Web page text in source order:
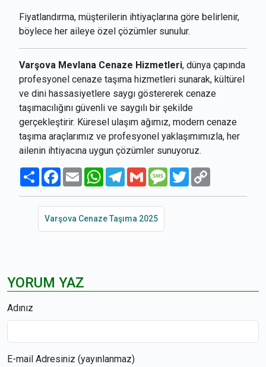
Fiyatlandırma, müşterilerin ihtiyaçlarına göre belirlenir,
böylece her aileye özel çözümler sunulur.
Varşova Mevlana Cenaze Hizmetleri, dünya çapında
profesyonel cenaze taşıma hizmetleri sunarak, kültürel
ve dini hassasiyetlere saygı göstererek cenaze
taşımacılığını güvenli ve saygılı bir şekilde
gerçekleştirir. Küresel ulaşım ağımız, modern cenaze
taşıma araçlarımız ve profesyonel yaklaşımımızla, her
ailenin ihtiyacına uygun çözümler sunuyoruz.
PaylaşFacebook
Email WhatsAppTelegram
Gmail Message
Twitter
Varşova Cenaze Taşıma 2025
YORUM YAZ
Adınız
E-mail Adresiniz (yayınlanmaz)